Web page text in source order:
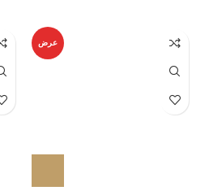
عرض